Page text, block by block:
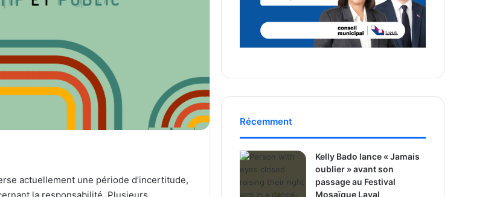
actuellement une période d’incertitude,
la responsabilité. Plusieurs
Récemment
Kelly Bado lance « Jamais
oublier » avant son
passage au Festival
Mosaïque Laval